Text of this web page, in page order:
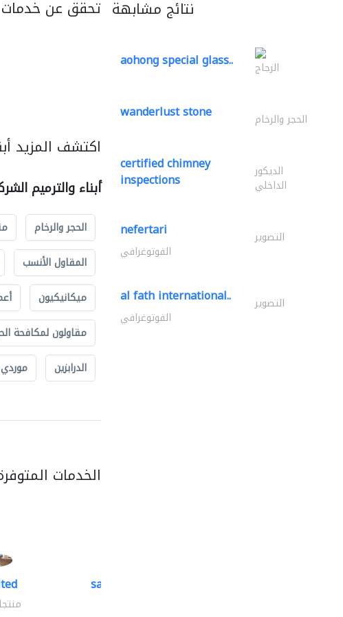
تحقق عن
اكتشف المزيد
أبناء والترميم
الحجر والرخام
المقاول الأنسب
ميكانيكيون
مقاولون لمكافحة
الدرابزين
الخدمات
saga veneers trading..
نتائج مشابهة
aohong special glass.. الزجاج
wanderlust stone الحجر والرخام
certified chimney
inspections الديكور
الداخلي
nefertari التصوير
الفوتوغرافي
al fath international.. التصوير
الفوتوغرافي